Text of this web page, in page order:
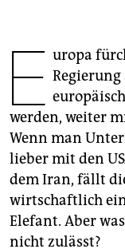
genossenschaft
epaper login
E uropa
werden, weiter
Wenn man
lieber mit den
dem Iran, fällt
wirtschaftlich
Elefant. Aber
nicht zulässt?